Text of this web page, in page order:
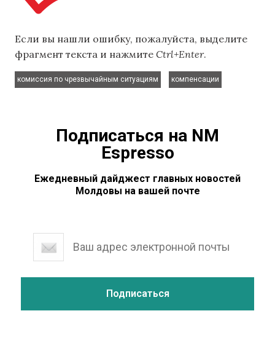
Если вы нашли ошибку, пожалуйста, выделите
фрагмент текста и нажмите Ctrl+Enter.
комиссия по чрезвычайным ситуациям
компенсации
Подписаться на NM
Espresso
Ежедневный дайджест главных новостей
Молдовы на вашей почте